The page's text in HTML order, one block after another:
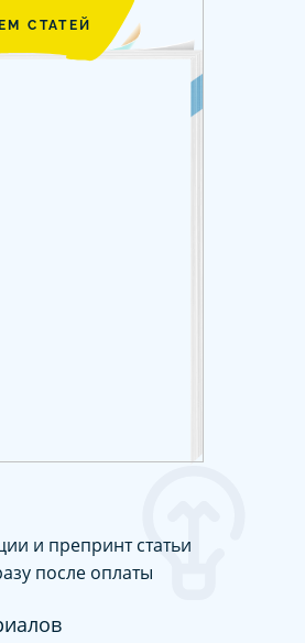
СТАТЕЙ
и препринт статьи
после оплаты